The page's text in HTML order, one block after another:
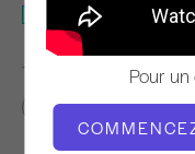
Pour
Réformateur
TROUVER DES
40 - 50 min